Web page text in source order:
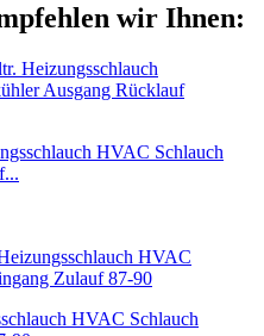
wir Ihnen:
HVAC Schlauch
HVAC Schlauch